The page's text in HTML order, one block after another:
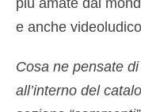
più amate dal
e anche
Cosa ne pensate
all’interno del